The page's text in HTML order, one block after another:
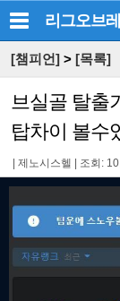
리그오브
[챔피언] > [목록]
브실골 탈출
탑차이 볼수
제노시스헬 조회: